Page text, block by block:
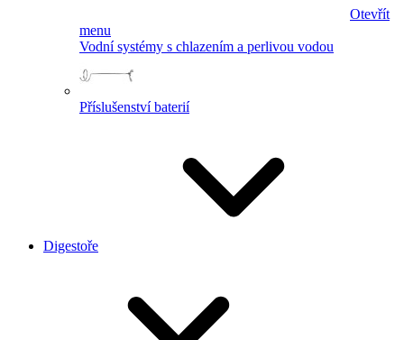
Otevřít
menu
Vodní systémy s chlazením a perlivou vodou
Příslušenství baterií
Digestoře